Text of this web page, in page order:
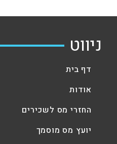
ניווט
דף בית
אודות
החזרי מס לשכירים
יועץ מס מוסמך